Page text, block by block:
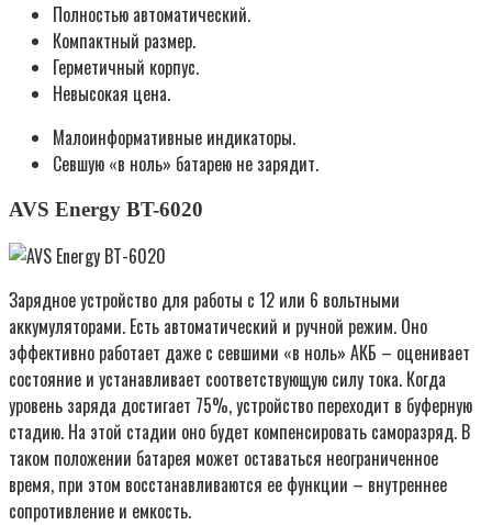
Полностью автоматический.
Компактный размер.
Герметичный корпус.
Невысокая цена.
Малоинформативные индикаторы.
Севшую «в ноль» батарею не зарядит.
AVS Energy BT-6020
Зарядное устройство для работы с 12 или 6 вольтными
аккумуляторами. Есть автоматический и ручной режим. Оно
эффективно работает даже с севшими «в ноль» АКБ – оценивает
состояние и устанавливает соответствующую силу тока. Когда
уровень заряда достигает 75%, устройство переходит в буферную
стадию. На этой стадии оно будет компенсировать саморазряд. В
таком положении батарея может оставаться неограниченное
время, при этом восстанавливаются ее функции – внутреннее
сопротивление и емкость.